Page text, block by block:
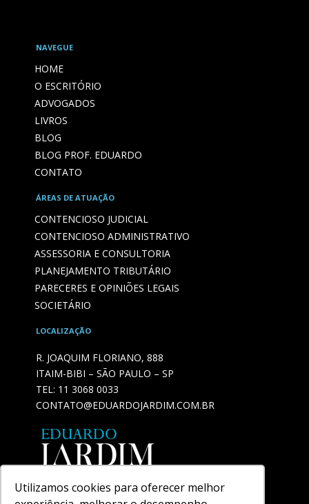
Utilizamos cookies para oferecer melhor
NAVEGUE
HOME
O ESCRITÓRIO
ADVOGADOS
LIVROS
BLOG
BLOG PROF. EDUARDO
CONTATO
ÁREAS DE ATUAÇÃO
CONTENCIOSO JUDICIAL
CONTENCIOSO ADMINISTRATIVO
ASSESSORIA E CONSULTORIA
PLANEJAMENTO TRIBUTÁRIO
PARECERES E OPINIÕES LEGAIS
SOCIETÁRIO
LOCALIZAÇÃO
R. JOAQUIM FLORIANO, 888
ITAIM-BIBI – SÃO PAULO – SP
TEL: 11 3068 0033
CONTATO@EDUARDOJARDIM.COM.BR